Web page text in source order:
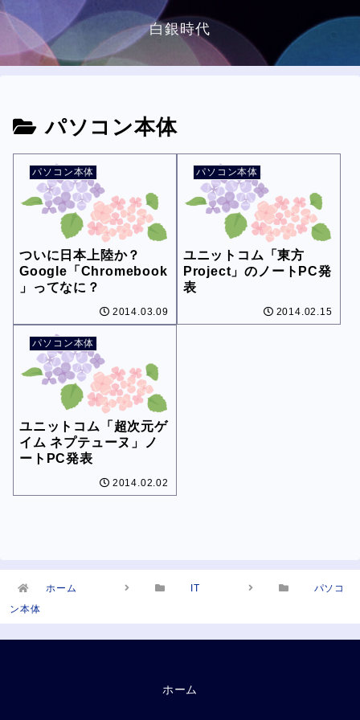
白銀時代
パソコン本体
パソコン本体
ついに日本上陸か？
Google「Chromebook
」ってなに？
2014.03.09
パソコン本体
ユニットコム「東方
Project」のノートPC発
表
2014.02.15
パソコン本体
ユニットコム「超次元ゲ
イム ネプテューヌ」ノ
ートPC発表
2014.02.02
ホーム IT
パソコ
ン本体
ホーム